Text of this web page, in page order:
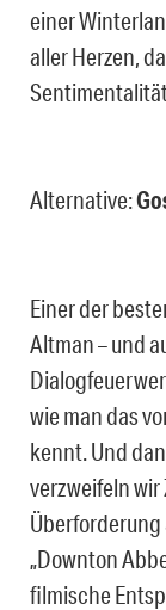
einer
aller Herzen,
Alternative:
Einer der
Altman – und
wie man das
kennt. Und
verzweifeln
Überforderung
„Downton
filmische